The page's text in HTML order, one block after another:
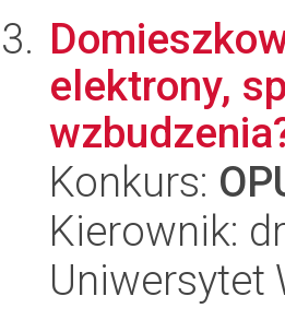
elektrony,
Konkurs:
Kierownik:
Uniwersytet